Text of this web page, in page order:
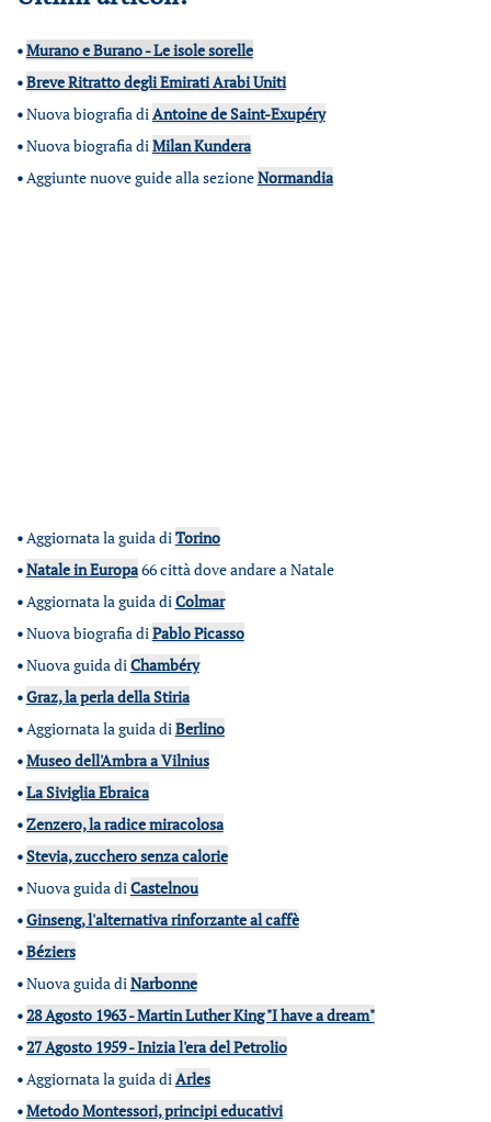
•Murano e Burano - Le isole sorelle
•Breve Ritratto degli Emirati Arabi Uniti
•Nuova biografia diAntoine de Saint-Exupéry
•Nuova biografia diMilan Kundera
•Aggiunte nuove guide alla sezioneNormandia
•Aggiornata la guida diTorino
•Natale in Europa66 città dove andare a Natale
•Aggiornata la guida diColmar
•Nuova biografia diPablo Picasso
•Nuova guida diChambéry
•Graz, la perla della Stiria
•Aggiornata la guida diBerlino
•Museo dell'Ambra a Vilnius
•La Siviglia Ebraica
•Zenzero, la radice miracolosa
•Stevia, zucchero senza calorie
•Nuova guida diCastelnou
•Ginseng, l'alternativa rinforzante al caffè
•Béziers
•Nuova guida diNarbonne
•28 Agosto 1963 - Martin Luther King "I have a dream"
•27 Agosto 1959 - Inizia l'era del Petrolio
•Aggiornata la guida diArles
•Metodo Montessori, principi educativi